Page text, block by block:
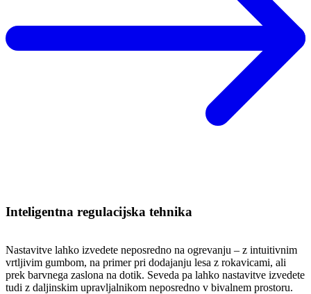
Inteligentna regulacijska tehnika
Nastavitve lahko izvedete neposredno na ogrevanju – z intuitivnim
vrtljivim gumbom, na primer pri dodajanju lesa z rokavicami, ali
prek barvnega zaslona na dotik. Seveda pa lahko nastavitve izvedete
tudi z daljinskim upravljalnikom neposredno v bivalnem prostoru.